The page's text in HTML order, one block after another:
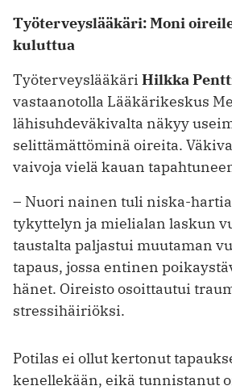
Työterveyslääkäri: Moni
kuluttua
Työterveyslääkäri Hilkka
vastaanotolla Lääkärikeskus
lähisuhdeväkivalta näkyy
selittämättöminä oireita.
vaivoja vielä kauan
– Nuori nainen tuli niska-
tykyttelyn ja mielialan laskun
taustalta paljastui muutaman
tapaus, jossa entinen
hänet. Oireisto osoittautui
stressihäiriöksi.
Potilas ei ollut kertonut
kenellekään, eikä tunnistanut